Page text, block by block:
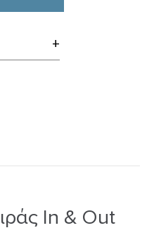
+
In & Out